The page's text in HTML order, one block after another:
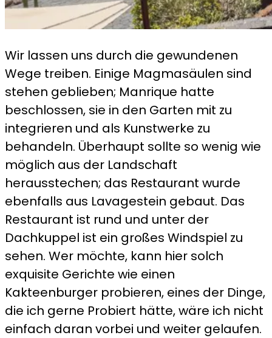
Wir lassen uns durch die gewundenen
Wege treiben. Einige Magmasäulen sind
stehen geblieben; Manrique hatte
beschlossen, sie in den Garten mit zu
integrieren und als Kunstwerke zu
behandeln. Überhaupt sollte so wenig wie
möglich aus der Landschaft
herausstechen; das Restaurant wurde
ebenfalls aus Lavagestein gebaut. Das
Restaurant ist rund und unter der
Dachkuppel ist ein großes Windspiel zu
sehen. Wer möchte, kann hier solch
exquisite Gerichte wie einen
Kakteenburger probieren, eines der Dinge,
die ich gerne Probiert hätte, wäre ich nicht
einfach daran vorbei und weiter gelaufen.